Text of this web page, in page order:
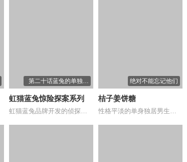
第二十话蓝兔的单独一
虹猫蓝兔惊险探案系列
绝对不能忘记他们
桔子姜饼糖